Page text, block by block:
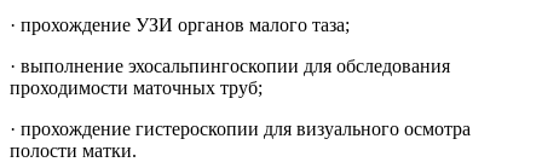
· прохождение УЗИ органов малого таза;
· выполнение эхосальпингоскопии для обследования
проходимости маточных труб;
· прохождение гистероскопии для визуального осмотра
полости матки.